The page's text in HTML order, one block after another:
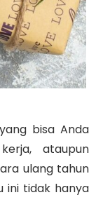
bisa Anda
ataupun
ulang tahun
ini tidak hanya